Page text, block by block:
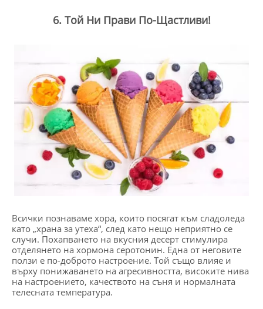
6. Той Ни Прави По-Щастливи!
Всички познаваме хора, които посягат към сладоледа
като „храна за утеха“, след като нещо неприятно се
случи. Похапването на вкусния десерт стимулира
отделянето на хормона серотонин. Една от неговите
ползи е по-доброто настроение. Той също влияе и
върху понижаването на агресивността, високите нива
на настроението, качеството на съня и нормалната
телесната температура.